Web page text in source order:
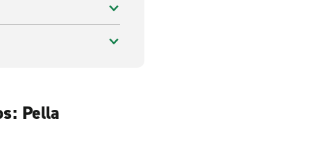
Pella